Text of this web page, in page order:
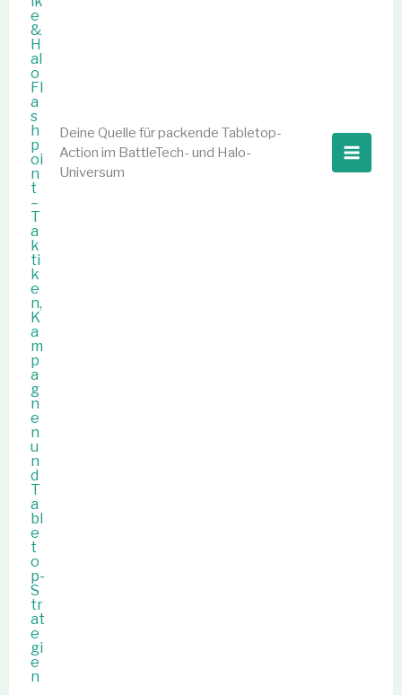
Deine Quelle für packende Tabletop-
Action im BattleTech- und Halo-
Universum